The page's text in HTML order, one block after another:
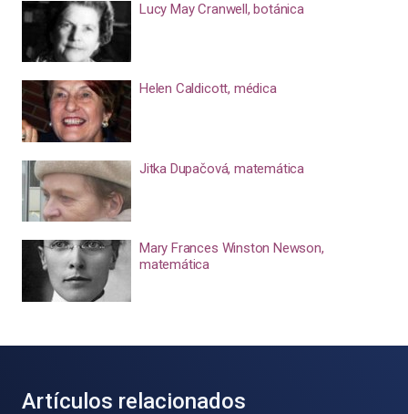
Lucy May Cranwell, botánica
Helen Caldicott, médica
Jitka Dupačová, matemática
Mary Frances Winston Newson,
matemática
Artículos relacionados